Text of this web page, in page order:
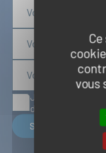
vous
J'accepte de
du Pôle Mer
S'inscrire